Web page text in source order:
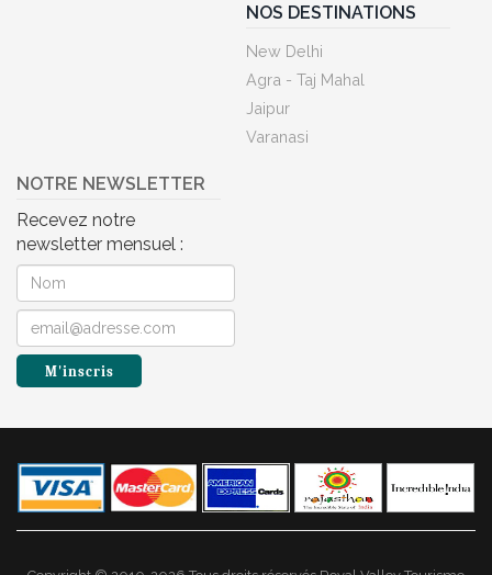
NOS DESTINATIONS
New Delhi
Agra - Taj Mahal
Jaipur
Varanasi
NOTRE NEWSLETTER
Recevez notre
newsletter mensuel :